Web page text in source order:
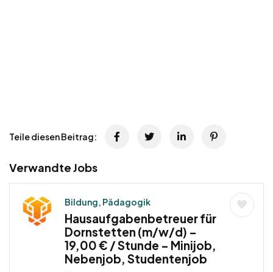
Teile diesen Beitrag:
Verwandte Jobs
Bildung, Pädagogik
Hausaufgabenbetreuer für
Dornstetten (m/w/d) –
19,00 € / Stunde – Minijob,
Nebenjob, Studentenjob